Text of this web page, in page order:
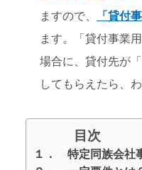
ますので、
「貸付
ます。「貸付事業
場合に、貸付先が
してもらえたら、
目次
１． 特定同族会社